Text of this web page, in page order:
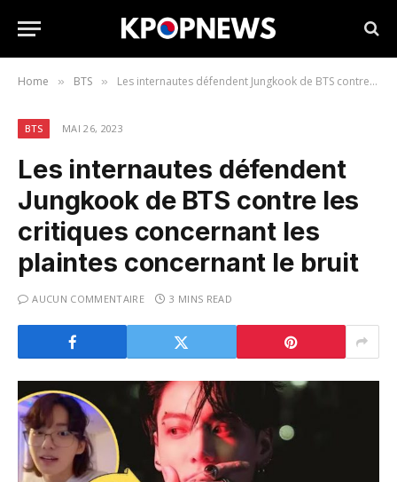
Home » BTS » Les internautes défendent Jungkook de BTS contre les critiques concernant les plaintes concernant le bruit
BTS MAI 26, 2023
Les internautes défendent
Jungkook de BTS contre les
critiques concernant les
plaintes concernant le bruit
AUCUN COMMENTAIRE 3 MINS READ